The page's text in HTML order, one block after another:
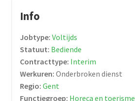
NEEM CONTACT OP
Info
Jobtype: Voltijds
Statuut: Bediende
Contracttype: Interim
Werkuren: Onderbroken dienst
Regio: Gent
Functiegroep: Horeca en toerisme